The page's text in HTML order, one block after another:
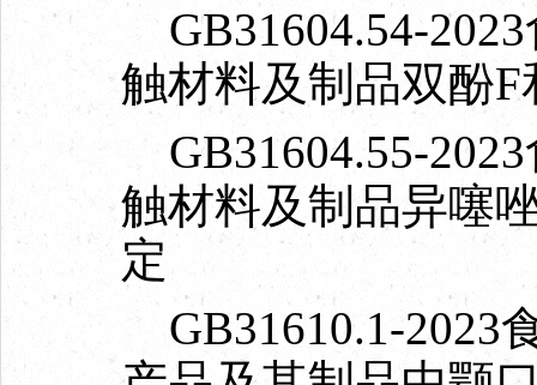
GB31604.54-
触材料及制品双酚
GB31604.55-
触材料及制品异噻
定
GB31610.1-2023